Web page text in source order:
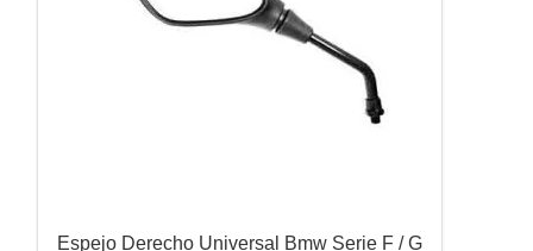
Espejo Derecho Universal Bmw Serie F / G